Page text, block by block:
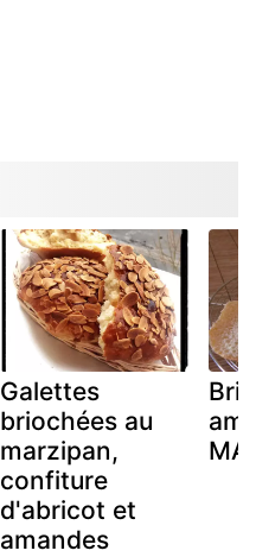
Galettes
briochées au
marzipan,
confiture
d'abricot et
amandes